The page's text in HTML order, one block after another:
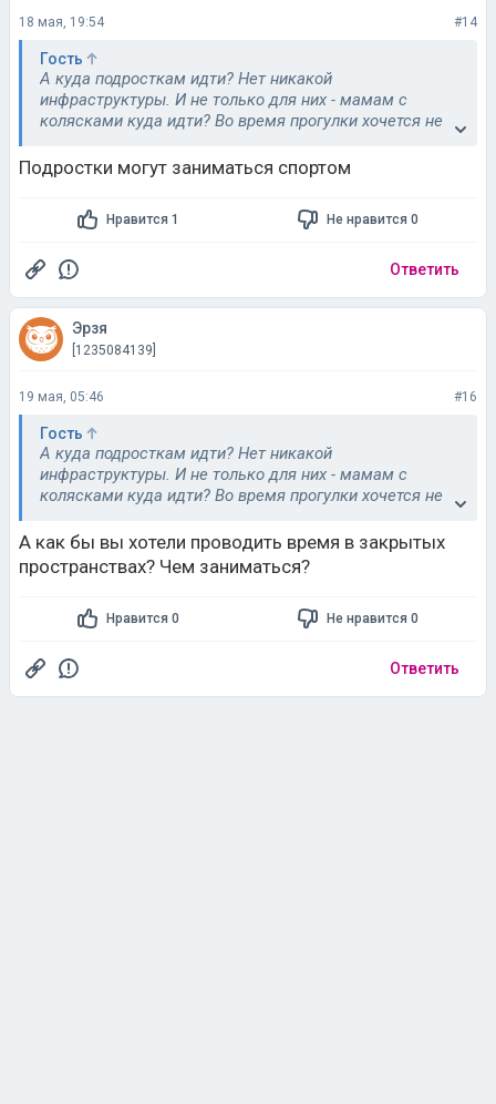
18 мая, 19:54 #14
Гость
А куда подросткам идти? Нет никакой
инфраструктуры. И не только для них - мамам с
колясками куда идти? Во время прогулки хочется не
где? Везде не рады. Старикам где встречаться, на
лавке? Все уперлось в этот общепит, ну и фудкорты
как самый дешевый его вид.
нагуляешься, 9 месяцев в году холод), где можно
никто не шикал из-за шума и не бесился из-за
отсутствия выручки? Иди о тское это
времяпрепровождение в ТЦ вызвано лишь тем, что
пространств на территориях где мороз большую часть
Подростки могут заниматься спортом
Нравится 1 Не нравится 0
Ответить
Эрзя
[1235084139]
19 мая, 05:46 #16
Гость
А куда подросткам идти? Нет никакой
инфраструктуры. И не только для них - мамам с
колясками куда идти? Во время прогулки хочется не
где? Везде не рады. Старикам где встречаться, на
лавке? Все уперлось в этот общепит, ну и фудкорты
как самый дешевый его вид.
Почему нет никаких закрытых площадок (в СНГ не
просто посидеть пообщаться или отдохнуть, чтобы
никто не шикал из-за шума и не бесился из-за
А как бы вы хотели проводить время в закрытых
пространствах? Чем заниматься?
Нравится 0 Не нравится 0
Ответить